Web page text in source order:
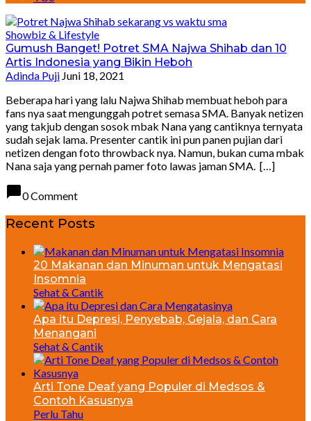
Showbiz & Lifestyle
Gumush Banget! Potret SMA Najwa Shihab dan 10
Artis Indonesia yang Bikin Heboh
Adinda Puji Juni 18, 2021
Beberapa hari yang lalu Najwa Shihab membuat heboh para
fans nya saat mengunggah potret semasa SMA. Banyak netizen
yang takjub dengan sosok mbak Nana yang cantiknya ternyata
sudah sejak lama. Presenter cantik ini pun panen pujian dari
netizen dengan foto throwback nya. Namun, bukan cuma mbak
Nana saja yang pernah pamer foto lawas jaman SMA. […]
chat_bubble0 Comment
Recent Posts
20 Makanan dan Minuman untuk Mengatasi
Insomnia
Sehat & Cantik
Apa itu Depresi, Penyebab, Gejala, dan Cara
Menangani
Sehat & Cantik
Arti Tone Deaf yang Populer di Medsos &
Contoh Kasusnya
Perlu Tahu